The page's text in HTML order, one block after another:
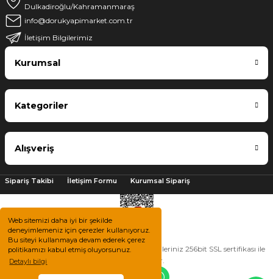
Web sitemizi daha iyi bir şekilde
deneyimlemeniz için çerezler kullanıyoruz.
Bu siteyi kullanmaya devam ederek çerez
politikamızı kabul etmiş oluyorsunuz.
Detaylı bilgi
Dulkadiroğlu/Kahramanmaraş
info@dorukyapimarket.com.tr
İletişim Bilgilerimiz
Kurumsal
Kategoriler
Alışveriş
Sipariş Takibi İletişim Formu Kurumsal Sipariş
2025 © Tüm hakları saklıdır. Kredi kartı bilgileriniz 256bit SSL sertifikası ile
korunmaktadır.